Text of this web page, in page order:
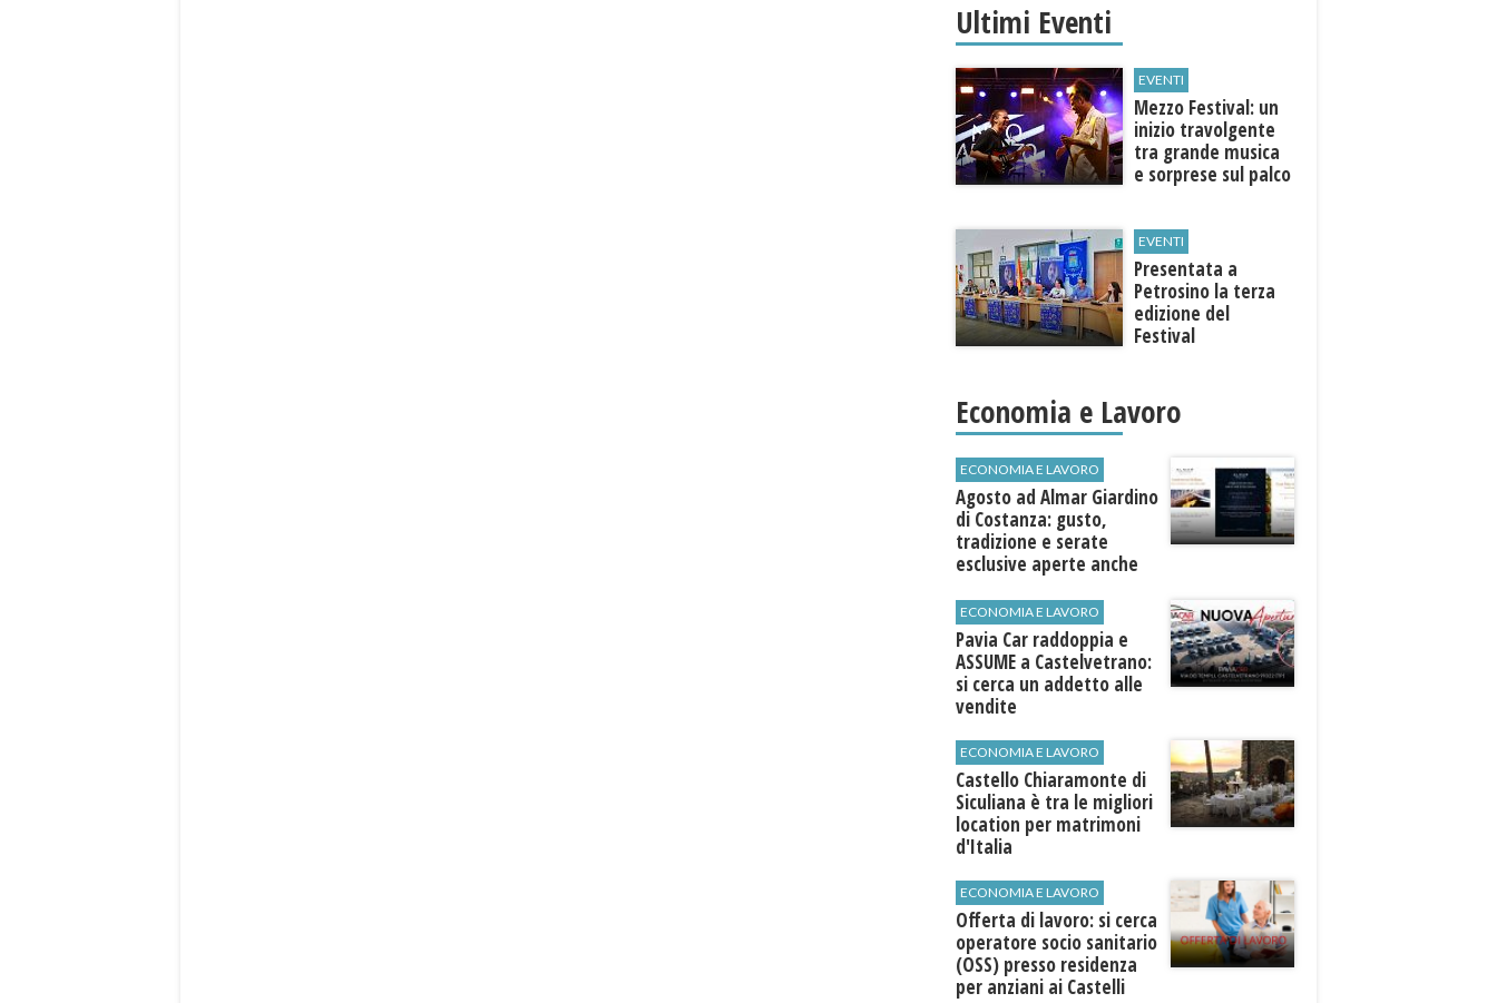
Ultimi Eventi
EVENTI
Mezzo Festival: un
inizio travolgente
tra grande musica
e sorprese sul palco
EVENTI
Presentata a
Petrosino la terza
edizione del
Festival
"Voci dal
Mediterraneo"
Economia e Lavoro
ECONOMIA E LAVORO
Agosto ad Almar Giardino
di Costanza: gusto,
tradizione e serate
esclusive aperte anche
ECONOMIA E LAVORO
Pavia Car raddoppia e
ASSUME a Castelvetrano:
si cerca un addetto alle
vendite
ECONOMIA E LAVORO
Castello Chiaramonte di
Siculiana è tra le migliori
location per matrimoni
d'Italia
ECONOMIA E LAVORO
Offerta di lavoro: si cerca
operatore socio sanitario
(OSS) presso residenza
per anziani ai Castelli